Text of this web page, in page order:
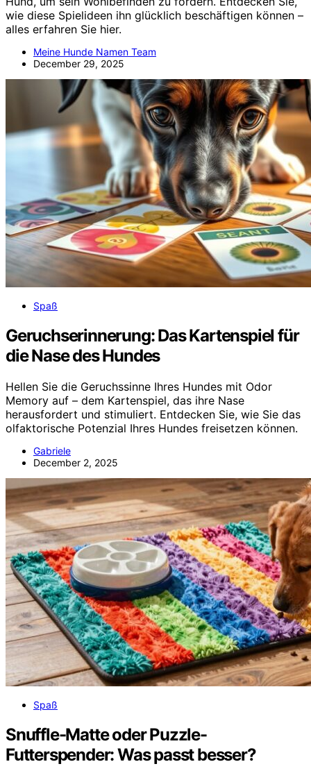
wie diese Spielideen ihn glücklich beschäftigen können –
alles erfahren Sie hier.
Meine Hunde Namen Team
December 29, 2025
Spaß
Geruchserinnerung: Das Kartenspiel für
die Nase des Hundes
Hellen Sie die Geruchssinne Ihres Hundes mit Odor
Memory auf – dem Kartenspiel, das ihre Nase
herausfordert und stimuliert. Entdecken Sie, wie Sie das
olfaktorische Potenzial Ihres Hundes freisetzen können.
Gabriele
December 2, 2025
Spaß
Snuffle-Matte oder Puzzle-
Futterspender: Was passt besser?